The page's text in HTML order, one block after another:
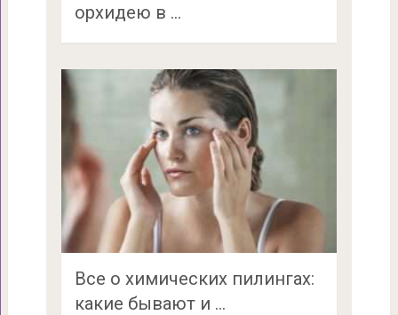
орхидею в …
Все о химических пилингах:
какие бывают и …